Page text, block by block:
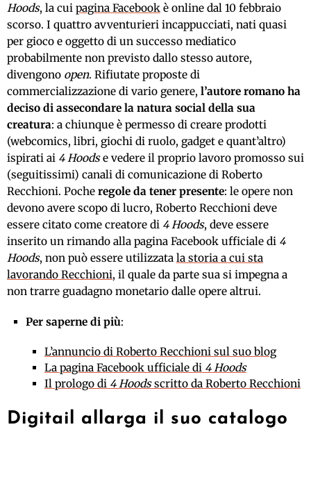
Hoods, la cui pagina Facebook è online dal 10 febbraio
scorso. I quattro avventurieri incappucciati, nati quasi
per gioco e oggetto di un successo mediatico
probabilmente non previsto dallo stesso autore,
divengono open. Rifiutate proposte di
commercializzazione di vario genere, l’autore romano ha
deciso di assecondare la natura social della sua
creatura: a chiunque è permesso di creare prodotti
(webcomics, libri, giochi di ruolo, gadget e quant’altro)
ispirati ai 4 Hoodse vedere il proprio lavoro promosso sui
(seguitissimi) canali di comunicazione di Roberto
Recchioni. Poche regole da tener presente: le opere non
devono avere scopo di lucro, Roberto Recchioni deve
essere citato come creatore di 4 Hoods, deve essere
inserito un rimando alla pagina Facebook ufficiale di 4
Hoods, non può essere utilizzata la storia a cui sta
lavorando Recchioni, il quale da parte sua si impegna a
non trarre guadagno monetario dalle opere altrui.
Per saperne di più:
L’annuncio di Roberto Recchioni sul suo blog
La pagina Facebook ufficiale di 4 Hoods
Il prologo di 4 Hoodsscritto da Roberto Recchioni
Digitail allarga il suo catalogo